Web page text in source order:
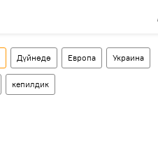
Дүйнөдө Европа Украина
кепилдик